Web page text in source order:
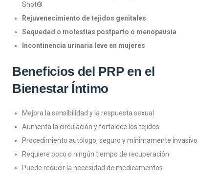
Shot®
Rejuvenecimiento de tejidos genitales
Sequedad o molestias postparto o menopausia
Incontinencia urinaria leve en mujeres
Beneficios del PRP en el
Bienestar Íntimo
Mejora la sensibilidad y la respuesta sexual
Aumenta la circulación y fortalece los tejidos
Procedimiento autólogo, seguro y mínimamente invasivo
Requiere poco o ningún tiempo de recuperación
Puede reducir la necesidad de medicamentos